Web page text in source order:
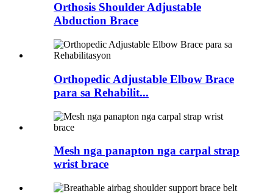
Orthosis Shoulder Adjustable
Abduction Brace
Orthopedic Adjustable Elbow Brace
para sa Rehabilit...
Mesh nga panapton nga carpal strap
wrist brace